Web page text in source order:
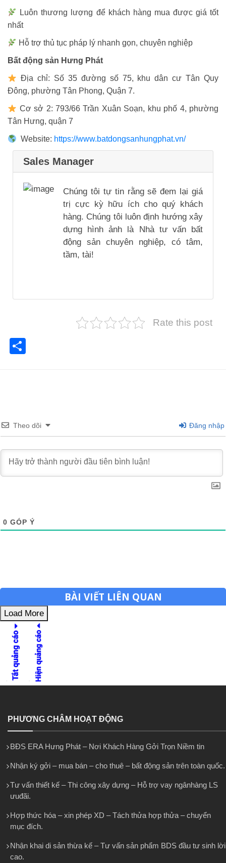
Luôn thương lượng để khách hàng mua được giá tốt
nhất
Hỗ trợ thủ tục pháp lý nhanh gọn, chuyên nghiệp
Bất động sản Hưng Phát
Địa chỉ: Số 35 đường số 75, khu dân cư Tân Quy
Đông, phường Tân Phong, Quận 7.
Cơ sở 2: 793/66 Trần Xuân Soạn, khu phố 4, phường
Tân Hưng, quận 7
Website: https://www.batdongsanhungphat.vn/
Sales Manager
Chúng tôi tự tin rằng sẽ đem lại giá
trị cực kỳ hữu ích cho quý khách
hàng. Chúng tôi luôn định hướng xây
dựng hình ảnh là Nhà tư vấn bất
động sản chuyên nghiệp, có tâm,
tầm, tài!
Rate this post
Theo dõi Đăng nhập
0 GÓP Ý
BÀI VIẾT LIÊN QUAN
Load More
PHƯƠNG CHÂM HOẠT ĐỘNG
BĐS ERA Hưng Phát – Nơi Khách Hàng Gởi Trọn Niềm tin
Nhận ký gởi – mua bán – cho thuê – bất động sản trên toàn quốc.
Tư vấn thiết kế – Thi công xây dựng – Hỗ trợ vay ngânhàng LS
ưuđãi.
Hợp thức hóa – xin phép XD – Tách thửa hợp thửa – chuyển
mục đích.
Nhận khai di sản thừa kế – Tư vấn sản phẩm BDS đầu tư sinh lời
cao.